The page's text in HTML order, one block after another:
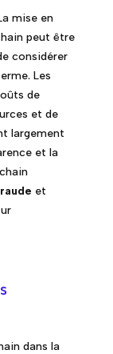
mise en
peut être
considérer
Les
de
et de
largement
et la
et
dans la